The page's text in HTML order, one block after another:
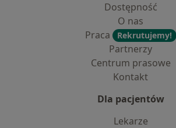
Dostępność
O nas
Praca
Rekrutujemy!
Partnerzy
Centrum prasowe
Kontakt
Dla pacjentów
Lekarze